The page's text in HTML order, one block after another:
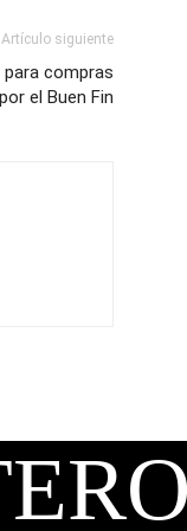
Artículo siguiente
compras
por el Buen Fin